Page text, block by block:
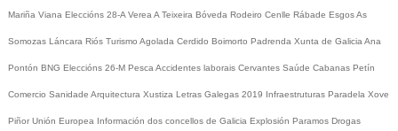
Mariña Viana Eleccións 28-A Verea A Teixeira Bóveda Rodeiro Cenlle Rábade EsgosAs
Somozas Láncara Riós Turismo Agolada Cerdido Boimorto Padrenda Xunta de Galicia Ana
Pontón BNG Eleccións 26-M Pesca Accidentes laborais Cervantes Saúde Cabanas Petín
Comercio Sanidade Arquitectura Xustiza Letras Galegas 2019 Infraestruturas Paradela Xove
Piñor Unión Europea Información dos concellos de Galicia Explosión Paramos Drogas